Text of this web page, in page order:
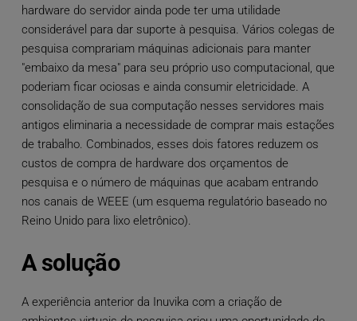
hardware do servidor ainda pode ter uma utilidade
considerável para dar suporte à pesquisa. Vários colegas de
pesquisa comprariam máquinas adicionais para manter
"embaixo da mesa" para seu próprio uso computacional, que
poderiam ficar ociosas e ainda consumir eletricidade. A
consolidação de sua computação nesses servidores mais
antigos eliminaria a necessidade de comprar mais estações
de trabalho. Combinados, esses dois fatores reduzem os
custos de compra de hardware dos orçamentos de
pesquisa e o número de máquinas que acabam entrando
nos canais de WEEE (um esquema regulatório baseado no
Reino Unido para lixo eletrônico).
A solução
A experiência anterior da Inuvika com a criação de